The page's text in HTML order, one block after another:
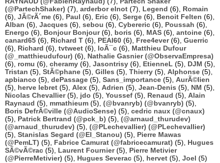
(@PartechShaker) (7), arderbor elnot (7), Legend (6), Romain
(6), JÃ©rÃ´me (6), Paul (6), Eric (6), Serge (6), Benoit Felten (6),
Alban (6), Jacques (6), sebou (6), Cybereric (6), Poussah (6),
Energo (6), Bonjour Bonjour(6), boris (6), MAS (6), antoine (6),
canard65 (6), Richard T (6), PEAI60 (6), Free4ever(6), Guerric
(6), Richard (6), tvtweet (6), loÃ¯c (6), Matthieu Dufour
(@_matthieudufour) (6), Nathalie Gasnier (@ObservaEmpresa)
(6), romu (6), cheramy (6), Jasontrisy (6), EtienneL (5), DJM (5),
Tristan (5), StÃ©phane (5), Gilles (5), Thierry (5), Alphonse (5),
apbianco (5), dePassage (5), Sans_importance (5), AurÃ©lien
(5), herve lebret (5), Alex (5), Adrien (5), Jean-Denis (5), NM (5),
Nicolas Chevallier(5), jdo (5), Youssef (5), Renaud (5), Alain
Raynaud (5), mmathieum (5), (@bvanryb) (@bvanryb) (5),
Boris DefrÃ©ville (@AudioSense) (5), cedric naux (@cnaux)
(5), Patrick Bertrand (@pck_b) (5), (@arnaud_thurudev)
(@arnaud_thurudev) (5), (@PLechevallier) (@PLechevallier)
(5), Stanislas Segard (@El_Stanou) (5), Pierre Mawas
(@PemLT) (5), Fabrice Camurat (@fabricecamurat) (5), Hugues
SÃ©vÃ©rac (5), Laurent Fournier(5), Pierre Metivier
(@PierreMetivier) (5), Hugues Severac (5), hervet (5), Joel (5)